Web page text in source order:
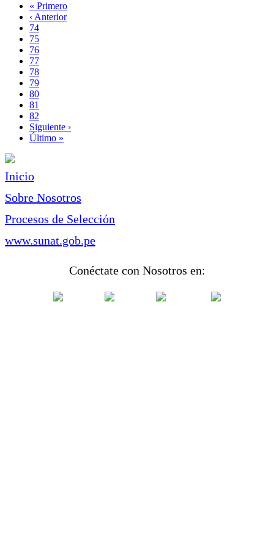
Paginación
Primera
página
« Primero
Página
anterior
‹ Anterior
Page
74
Page
75
Page
76
Page
77
Página
actual
78
Page
79
Page
80
Page
81
Page
82
Siguiente
página
Siguiente ›
Última
Último »
Inicio
Sobre Nosotros
Procesos de Selección
www.sunat.gob.pe
Conéctate con Nosotros en: